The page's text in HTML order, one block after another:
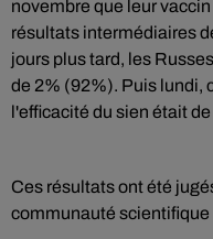
novembre que leur
résultats intermédiaires
jours plus tard, les
de 2% (92%). Puis lundi,
l'efficacité du sien était
Ces résultats ont été
communauté